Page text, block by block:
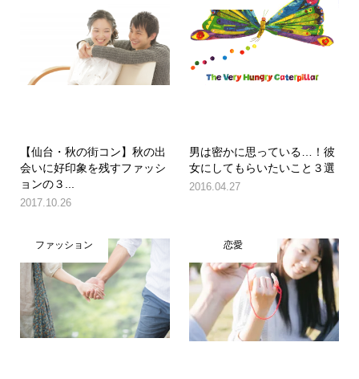
【仙台・秋の街コン】秋の出
会いに好印象を残すファッシ
ョンの３...
2017.10.26
男は密かに思っている…！彼
女にしてもらいたいこと３選
2016.04.27
ファッション 恋愛